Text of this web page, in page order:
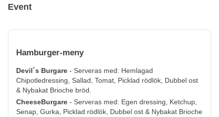
Event
Hamburger-meny
Devil´s Burgare - Serveras med: Hemlagad
Chipotledressing, Sallad, Tomat, Picklad rödlök, Dubbel ost
& Nybakat Brioche bröd.
CheeseBurgare - Serveras med: Egen dressing, Ketchup,
Senap, Gurka, Picklad rödlök, Dubbel ost & Nybakat Brioche